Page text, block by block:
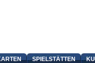
SPIELSTÄTTEN